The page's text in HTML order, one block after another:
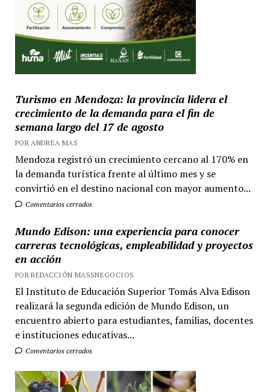
Turismo en Mendoza: la provincia lidera el
crecimiento de la demanda para el fin de
semana largo del 17 de agosto
POR ANDREA MAS
Mendoza registró un crecimiento cercano al 170% en
la demanda turística frente al último mes y se
convirtió en el destino nacional con mayor aumento...
Comentarios cerrados
Mundo Edison: una experiencia para conocer
carreras tecnológicas, empleabilidad y proyectos
en acción
POR REDACCIÓN MASSNEGOCIOS
El Instituto de Educación Superior Tomás Alva Edison
realizará la segunda edición de Mundo Edison, un
encuentro abierto para estudiantes, familias, docentes
e instituciones educativas...
Comentarios cerrados